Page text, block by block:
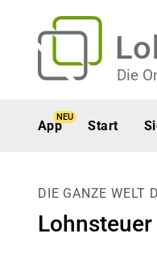
Die
App
NEU
Start
DIE GANZE WELT